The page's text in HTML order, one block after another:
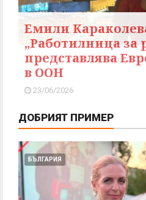
Емили
„Работилница за
представлява
в ООН
23/06/2026
ДОБРИЯТ ПРИМЕР
БЪЛГАРИЯ